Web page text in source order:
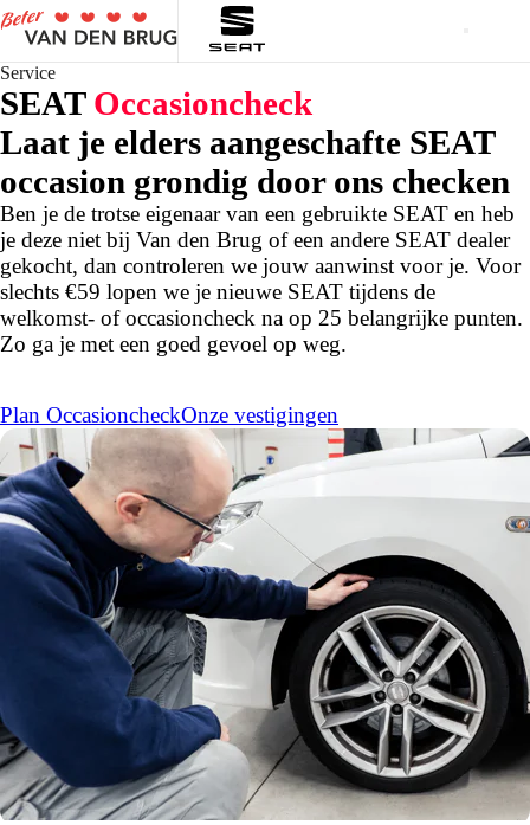
Service
SEAT Occasioncheck
Laat je elders aangeschafte SEAT
occasion grondig door ons checken
Ben je de trotse eigenaar van een gebruikte SEAT en heb
je deze niet bij Van den Brug of een andere SEAT dealer
gekocht, dan controleren we jouw aanwinst voor je. Voor
slechts €59 lopen we je nieuwe SEAT tijdens de
welkomst- of occasioncheck na op 25 belangrijke punten.
Zo ga je met een goed gevoel op weg.
Plan OccasioncheckOnze vestigingen